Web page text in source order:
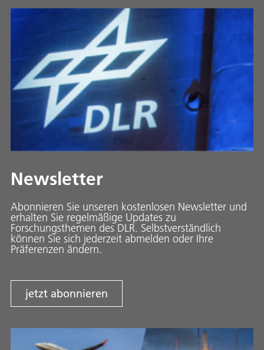
Newsletter
Abonnieren Sie unseren kostenlosen Newsletter und
erhalten Sie regelmäßige Updates zu
Forschungsthemen des DLR. Selbstverständlich
können Sie sich jederzeit abmelden oder Ihre
Präferenzen ändern.
jetzt abonnieren